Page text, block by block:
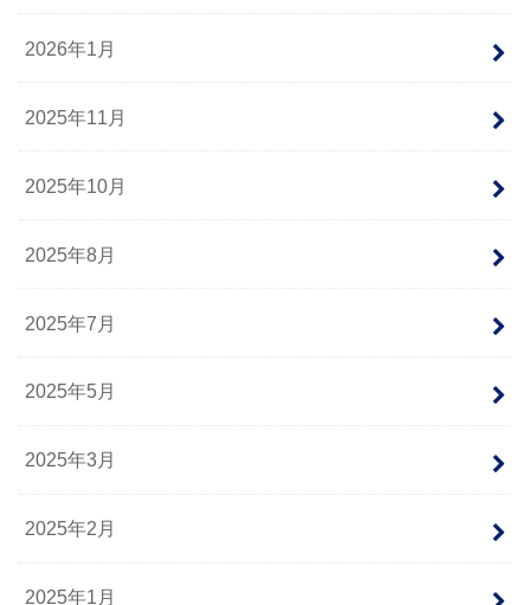
2026年1月
2025年11月
2025年10月
2025年8月
2025年7月
2025年5月
2025年3月
2025年2月
2025年1月